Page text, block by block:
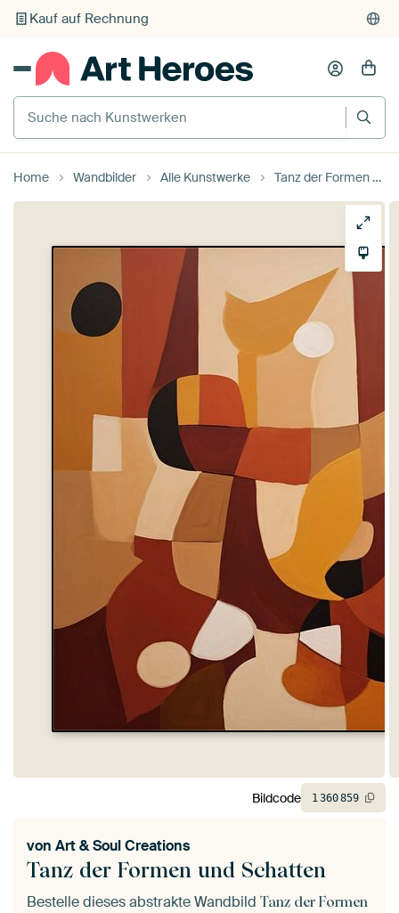
Kauf auf Rechnung
Individueller Druck auf Bestellung
Suche nach Kunstwerken
Home Wandbilder Alle Kunstwerke Tanz der Formen und Schatten
Tanz der Formen und Schatten
von Art & Soul Creations
Bestelle dieses abstrakte Wandbild Tanz der Formen
Bildcode 1360859